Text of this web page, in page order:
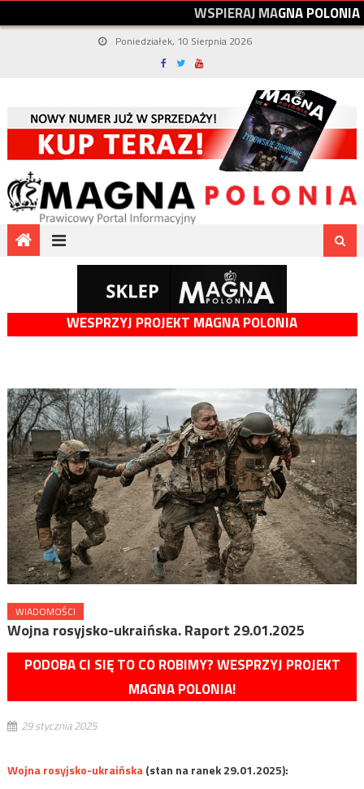
WSPIERAJMAGNAPOLONIA
Poniedziałek, 10 Sierpnia 2026
WESPRZYJ PROJEKT MAGNA POLONIA
WIADOMOŚCI
Wojna rosyjsko-ukraińska. Raport 29.01.2025
PODOBA CI SIĘ TO CO ROBIMY? WESPRZYJ PROJEKT
MAGNA POLONIA!
29 stycznia 2025
Wojna rosyjsko-ukraińska(stan na ranek 29.01.2025):